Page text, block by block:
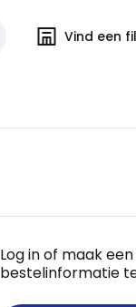
Vind een
Log in of maak
bestelinformatie